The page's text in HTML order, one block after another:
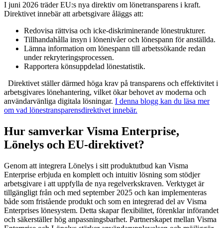
I juni 2026 träder EU:s nya direktiv om lönetransparens i kraft.
Direktivet innebär att arbetsgivare åläggs att:
Redovisa rättvisa och icke-diskriminerande lönestrukturer.
Tillhandahålla insyn i lönenivåer och lönespann för anställda.
Lämna information om lönespann till arbetssökande redan
under rekryteringsprocessen.
Rapportera könsuppdelad lönestatistik.
Direktivet ställer därmed höga krav på transparens och effektivitet i
arbetsgivares lönehantering, vilket ökar behovet av moderna och
användarvänliga digitala lösningar. I denna blogg kan du läsa mer
om vad lönestransparensdirektivet innebär.
Hur samverkar Visma Enterprise,
Lönelys och EU-direktivet?
Genom att integrera Lönelys i sitt produktutbud kan Visma
Enterprise erbjuda en komplett och intuitiv lösning som stödjer
arbetsgivare i att uppfylla de nya regelverkskraven. Verktyget är
tillgängligt från och med september 2025 och kan implementeras
både som fristående produkt och som en integrerad del av Visma
Enterprises lönesystem. Detta skapar flexibilitet, förenklar införandet
och säkerställer hög anpassningsbarhet. Partnerskapet mellan Visma